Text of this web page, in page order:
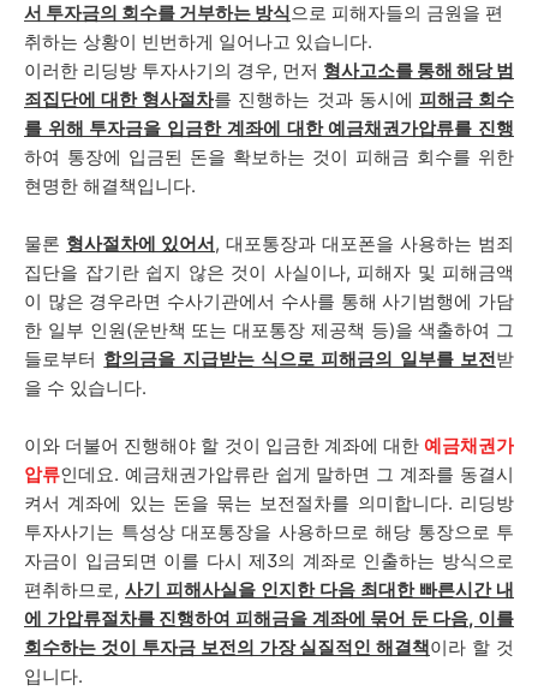
서 투자금의 회수를 거부하는 방식으로 피해자들의 금원을 편
취하는 상황이 빈번하게 일어나고 있습니다.
이러한 리딩방 투자사기의 경우, 먼저 형사고소를 통해 해당 범
죄집단에 대한 형사절차를 진행하는 것과 동시에 피해금 회수
를 위해 투자금을 입금한 계좌에 대한 예금채권가압류를 진행
하여 통장에 입금된 돈을 확보하는 것이 피해금 회수를 위한
현명한 해결책입니다.
물론 형사절차에 있어서, 대포통장과 대포폰을 사용하는 범죄
집단을 잡기란 쉽지 않은 것이 사실이나, 피해자 및 피해금액
이 많은 경우라면 수사기관에서 수사를 통해 사기범행에 가담
한 일부 인원(운반책 또는 대포통장 제공책 등)을 색출하여 그
들로부터 합의금을 지급받는 식으로 피해금의 일부를 보전받
을 수 있습니다.
이와 더불어 진행해야 할 것이 입금한 계좌에 대한 예금채권가
압류인데요. 예금채권가압류란 쉽게 말하면 그 계좌를 동결시
켜서 계좌에 있는 돈을 묶는 보전절차를 의미합니다. 리딩방
투자사기는 특성상 대포통장을 사용하므로 해당 통장으로 투
자금이 입금되면 이를 다시 제3의 계좌로 인출하는 방식으로
편취하므로, 사기 피해사실을 인지한 다음 최대한 빠른시간 내
에 가압류절차를 진행하여 피해금을 계좌에 묶어 둔 다음, 이를
회수하는 것이 투자금 보전의 가장 실질적인 해결책이라 할 것
입니다.